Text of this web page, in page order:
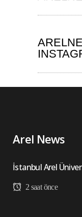
Arel News
İstanbul Arel
2 saat önce